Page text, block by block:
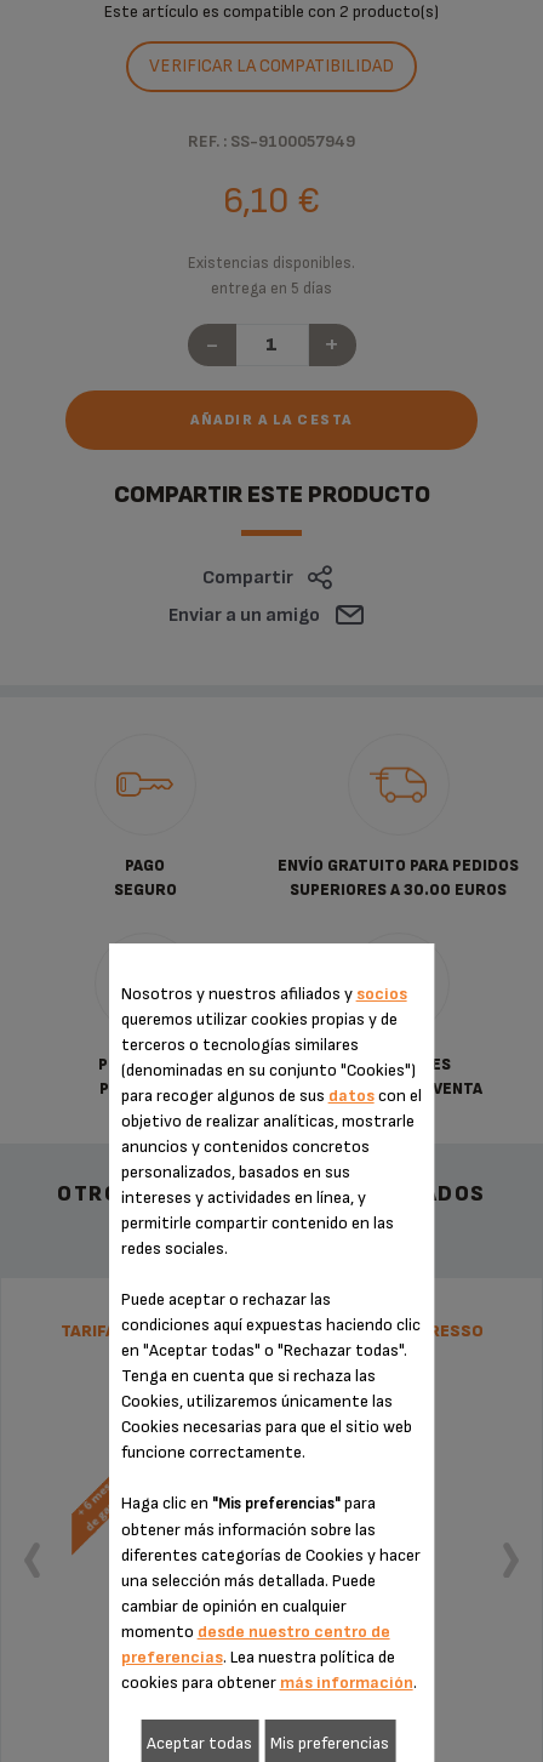
Este artículo es compatible con 2 producto(s)
VERIFICAR LA COMPATIBILIDAD
REF. : SS-9100057949
6,10 €
Existencias disponibles.
entrega en 5 días
- +
AÑADIR A LA CESTA
COMPARTIR ESTE PRODUCTO
Compartir
Enviar a un amigo
PAGO
SEGURO
ENVÍO GRATUITO PARA PEDIDOS
SUPERIORES A 30.00 EUROS
POLÍTICA DE
PRIVACIDAD
CONDICIONES
GENERALES DE VENTA
OTROS ACCESORIOS RECOMENDADOS
TARIFA PLANA DE REPARACIÓN CAFETERA ESPRESSO
KRUPS
¡Extensión de la garantía de 6 meses!
Nosotros y nuestros afiliados y socios
queremos utilizar cookies propias y de
terceros o tecnologías similares
(denominadas en su conjunto "Cookies")
para recoger algunos de sus datoscon el
objetivo de realizar analíticas, mostrarle
anuncios y contenidos concretos
personalizados, basados en sus
intereses y actividades en línea, y
permitirle compartir contenido en las
redes sociales.
Puede aceptar o rechazar las
condiciones aquí expuestas haciendo clic
en "Aceptar todas" o "Rechazar todas".
Tenga en cuenta que si rechaza las
Cookies, utilizaremos únicamente las
Cookies necesarias para que el sitio web
funcione correctamente.
Haga clic en "Mis preferencias"para
obtener más información sobre las
diferentes categorías de Cookies y hacer
una selección más detallada. Puede
cambiar de opinión en cualquier
momento desde nuestro centro de
preferencias. Lea nuestra política de
cookies para obtener más información.
Aceptar todas Mis preferencias